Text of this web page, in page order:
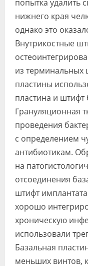
попытка удалить
нижнего края
однако это
Внутрикостные
из терминальных
пластины
пластина и
Грануляционная
проведения
с определением
антибиотикам.
на
отсоединения
штифт
хорошо
хроническую
использовали
Базальная
меньших винтов,